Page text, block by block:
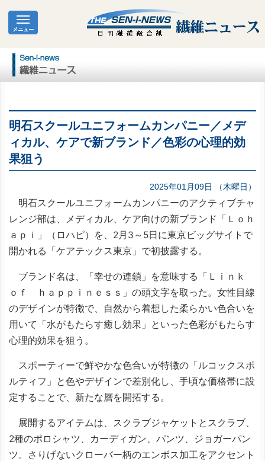
明石スクールユニフォームカンパニー／メデ
ィカル、ケアで新ブランド／色彩の心理的効
果狙う
2025年01月09日 （木曜日）
明石スクールユニフォームカンパニーのアクティブチャ
レンジ部は、メディカル、ケア向けの新ブランド「Ｌｏｈ
ａｐｉ」（ロハピ）を、2月3～5日に東京ビッグサイトで
開かれる「ケアテックス東京」で初披露する。
ブランド名は、「幸せの連鎖」を意味する「Ｌｉｎｋ
ｏｆ ｈａｐｐｉｎｅｓｓ」の頭文字を取った。女性目線
のデザインが特徴で、自然から着想した柔らかい色合いを
用いて「水がもたらす癒し効果」といった色彩がもたらす
心理的効果を狙う。
スポーティーで鮮やかな色合いが特徴の「ルコックスポ
ルティフ」と色やデザインで差別化し、手頃な価格帯に設
定することで、新たな層を開拓する。
展開するアイテムは、スクラブジャケットとスクラブ、
2種のポロシャツ、カーディガン、パンツ、ジョガーパン
ツ。さりげないクローバー柄のエンボス加工をアクセント